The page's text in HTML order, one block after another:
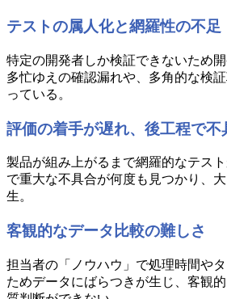
テストの属人化と網羅性の不足
特定の開発者しか検証できないため開
多忙ゆえの確認漏れや、多角的な検
っている。
評価の着手が遅れ、後工程で不
製品が組み上がるまで網羅的なテス
で重大な不具合が何度も見つかり、
生。
客観的なデータ比較の難しさ
担当者の「ノウハウ」で処理時間や
ためデータにばらつきが生じ、客観